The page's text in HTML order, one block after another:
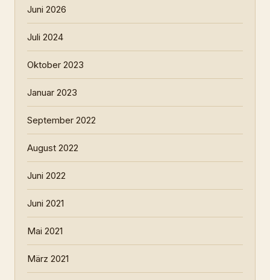
Juni 2026
Juli 2024
Oktober 2023
Januar 2023
September 2022
August 2022
Juni 2022
Juni 2021
Mai 2021
März 2021